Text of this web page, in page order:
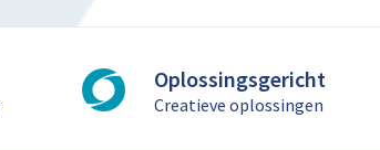
Oplossingsgericht
Creatieve oplossingen